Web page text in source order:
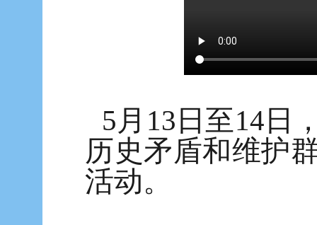
5月13日至14日
历史矛盾和维护
活动。